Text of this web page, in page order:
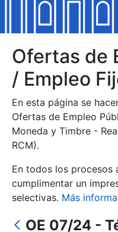
Mostrar/Ocultar
Mostrar/Ocultar
Mostrar/Ocultar
Mostrar/Ocultar
Ofertas de
/ Empleo
En esta página se
Ofertas de Empleo
Moneda y Timbre -
RCM).
En todos los procesos
cumplimentar un
selectivas. Más
OE 07/24 -